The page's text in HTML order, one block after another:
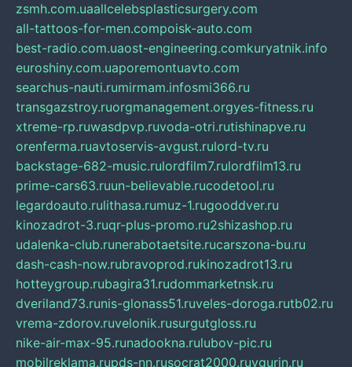
zsmh.com.uaallcelebsplasticsurgery.com
all-tattoos-for-men.compoisk-auto.com
best-radio.com.uaost-engineering.comkuryatnik.info
euroshiny.com.uaporemontuavto.com
searchus-nauti.rumirmam.infosmi366.ru
transgazstroy.ruorgmanagement.orgyes-fitness.ru
xtreme-rp.ruwasdpvp.ruvoda-otri.rutishinapve.ru
orenferma.ruavtoservis-avgust.rulord-tv.ru
backstage-682-music.rulordfilm7.rulordfilm13.ru
prime-cars63.ruun-believable.rucodetool.ru
legardoauto.rulithasa.rumuz-1.rugooddver.ru
kinozadrot-3.ruqr-plus-promo.ru2shizashop.ru
udalenka-club.runerabotaetsite.rucarszona-bu.ru
dash-cash-now.rubravoprod.rukinozadrot13.ru
hotteygroup.rubagira31.rudommarketnsk.ru
dveriland73.runis-glonass51.ruveles-doroga.rutb02.ru
vrema-zdorov.ruvelonik.rusurgutgloss.ru
nike-air-max-95.runadookna.rulubov-pic.ru
mobilreklama.rupds-nn.rusocrat2000.ruvgurin.ru